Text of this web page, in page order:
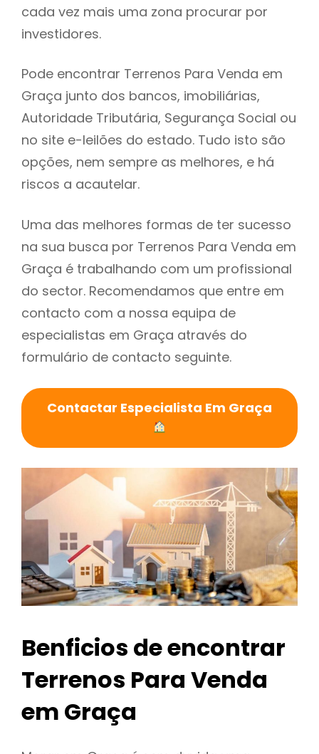
cada vez mais uma zona procurar por
investidores.
Pode encontrar Terrenos Para Venda em
Graça junto dos bancos, imobiliárias,
Autoridade Tributária, Segurança Social ou
no site e-leilões do estado. Tudo isto são
opções, nem sempre as melhores, e há
riscos a acautelar.
Uma das melhores formas de ter sucesso
na sua busca por Terrenos Para Venda em
Graça é trabalhando com um profissional
do sector. Recomendamos que entre em
contacto com a nossa equipa de
especialistas em Graça através do
formulário de contacto seguinte.
Contactar Especialista Em Graça
Benficios de encontrar
Terrenos Para Venda
em Graça